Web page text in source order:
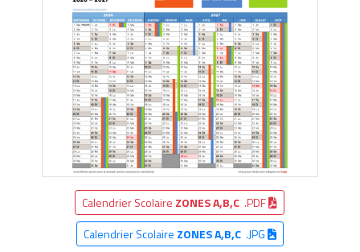
Calendrier Scolaire ZONES A,B,C .PDF
Calendrier Scolaire ZONES A,B,C.JPG